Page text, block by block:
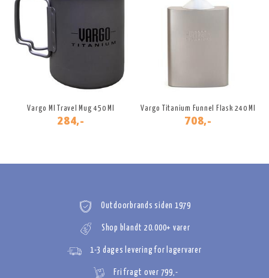
Vargo MI Travel Mug 450 Ml
284,-
Vargo Titanium Funnel Flask 240 Ml
708,-
Outdoorbrands siden 1979
Shop blandt 20.000+ varer
1-3 dages levering for lagervarer
Fri fragt over 799,-